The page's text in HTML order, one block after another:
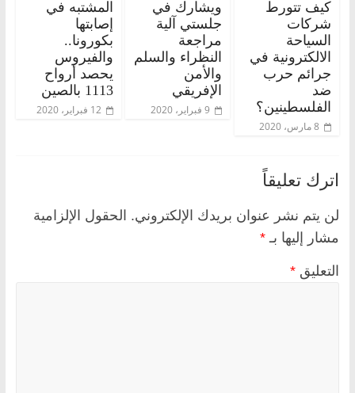
كيف تتورط
شركات
السياحة
الالكترونية في
جرائم حرب
ضد
الفلسطينين؟
8 مارس، 2020
ويشارك في
جلستي آلية
مراجعة
النظراء والسلم
والأمن
الإفريقي
9 فبراير، 2020
المشتبه في
إصابتها
بكورونا..
والفيروس
يحصد أرواح
1113 بالصين
12 فبراير، 2020
اترك تعليقاً
لن يتم نشر عنوان بريدك الإلكتروني. الحقول الإلزامية
مشار إليها بـ *
التعليق *